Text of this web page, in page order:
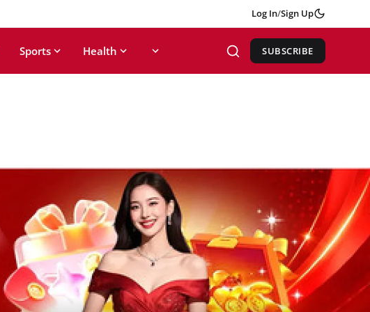
Log In/Sign Up
Sports Health SUBSCRIBE